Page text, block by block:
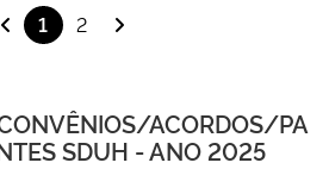
1 2
ACORDOS/PA
SDUH - ANO 2025